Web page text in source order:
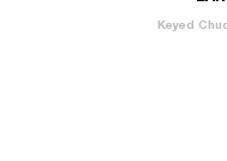
Keyed